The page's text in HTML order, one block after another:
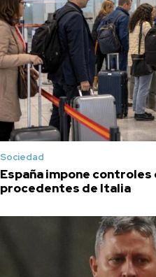
Sociedad
España impone
procedentes de Italia